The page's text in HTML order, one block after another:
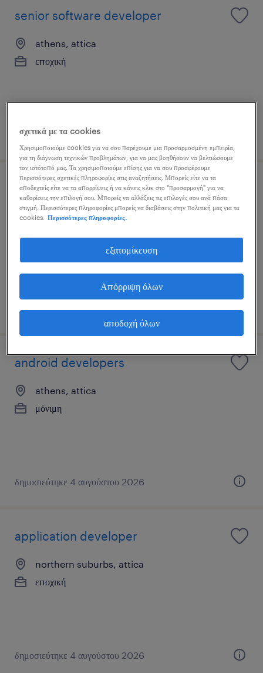
senior software developer
athens, attica
εποχική
δημοσιεύτηκε 27 ιουλίου 2026
java software engineer
athens, greece, attica
δημοσιεύτηκε 5 αυγούστου 2026
android developers
athens, attica
μόνιμη
δημοσιεύτηκε 4 αυγούστου 2026
application developer
northern suburbs, attica
εποχική
δημοσιεύτηκε 4 αυγούστου 2026
σχετικά με τα cookies
Χρησιμοποιούμε cookies για να σου παρέχουμε μια προσαρμοσμένη εμπειρία,
για τη διάγνωση τεχνικών προβλημάτων, για να μας βοηθήσουν να βελτιώσουμε
τον ιστότοπό μας. Τα χρησιμοποιούμε επίσης για να σου προσφέρουμε
περισσότερες σχετικές πληροφορίες στις αναζητήσεις. Μπορείς είτε να τα
αποδεχτείς είτε να τα απορρίψεις ή να κάνεις κλικ στο "προσαρμογή" για να
καθορίσεις την επιλογή σου. Μπορείς να αλλάξεις τις επιλογές σου ανά πάσα
στιγμή. Περισσότερες πληροφορίες μπορείς να διαβάσεις στην πολιτική μας για τα
cookies.
Περισσότερες πληροφορίες.
εξατομίκευση
Απόρριψη όλων
αποδοχή όλων